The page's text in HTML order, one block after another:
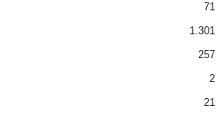
71
1.301
257
2
21